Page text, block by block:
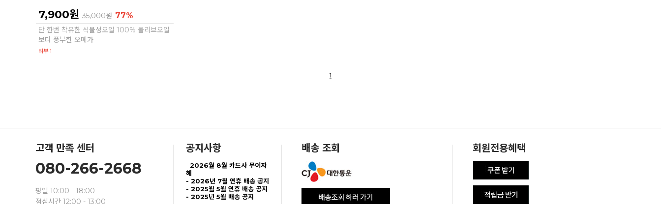
7,900원 35,000원 77%
단 한번 착유한 식물성오일 100% 올리브오일
보다 풍부한 오메가
리뷰 1
1
고객 만족 센터
080-266-2668
평일 10:00 - 18:00
점심시간 12:00 - 13:00
공지사항
-2026월 8월 카드사 무이자
혜
- 2026년 7월 연휴 배송 공지
- 2025월 5월 연휴 배송 공지
- 2025년 5월 배송 공지
배송 조회 회원전용혜택